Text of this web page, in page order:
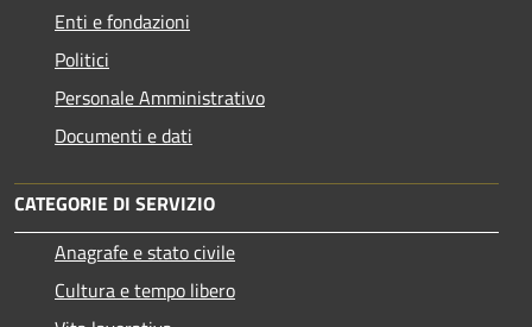
Enti e fondazioni
Politici
Personale Amministrativo
Documenti e dati
CATEGORIE DI SERVIZIO
Anagrafe e stato civile
Cultura e tempo libero